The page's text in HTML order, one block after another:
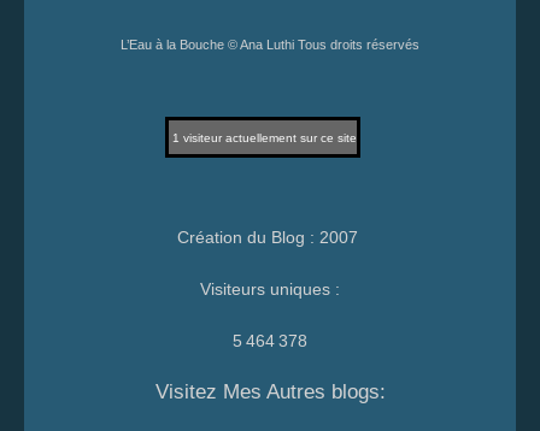
L’Eau à la Bouche © Ana Luthi Tous droits réservés
1 visiteur actuellement sur ce site
Création du Blog : 2007
Visiteurs uniques :
5 464 378
Visitez Mes Autres blogs: